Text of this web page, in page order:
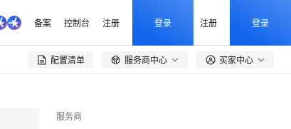
备案 控制台 注册 登录 注册 登录
配置清单  服务商中心 买家中心
服务商